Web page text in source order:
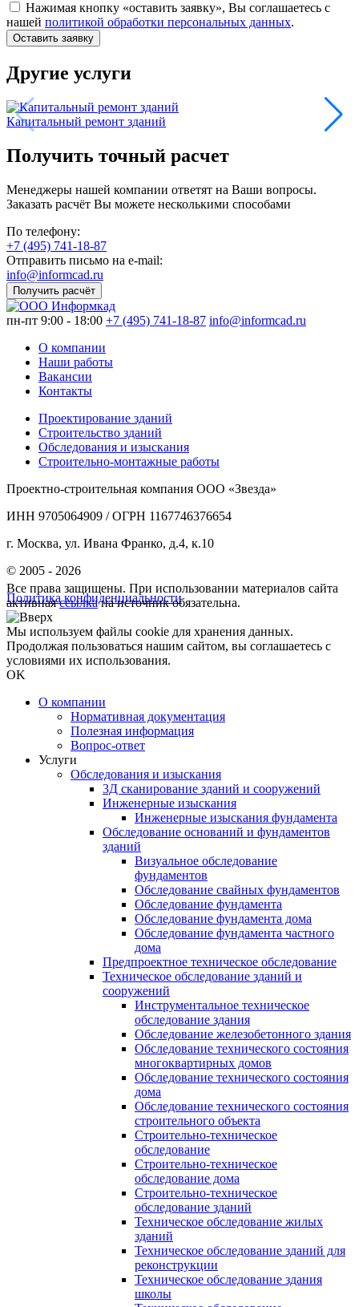
Нажимая кнопку «оставить заявку», Вы соглашаетесь с
нашей политикой обработки персональных данных.
Оставить заявку
Другие услуги
Капитальный ремонт зданий
Получить точный расчет
Менеджеры нашей компании ответят на Ваши вопросы.
Заказать расчёт Вы можете несколькими способами
По телефону:
+7 (495) 741-18-87
Отправить письмо на e-mail:
info@informcad.ru
Получить расчёт
пн-пт 9:00 - 18:00 +7 (495) 741-18-87 info@informcad.ru
О компании
Наши работы
Вакансии
Контакты
Проектирование зданий
Строительство зданий
Обследования и изыскания
Строительно-монтажные работы
Проектно-строительная компания ООО «Звезда»
ИНН 9705064909 / ОГРН 1167746376654
г. Москва, ул. Ивана Франко, д.4, к.10
© 2005 - 2026
Политика конфиденциальности
Все права защищены. При использовании материалов сайта
активнаяссылкана источник обязательна.
Мы используем файлы cookie для хранения данных.
Продолжая пользоваться нашим сайтом, вы соглашаетесь с
условиями их использования.
OK
О компании
Нормативная документация
Полезная информация
Вопрос-ответ
Услуги
Обследования и изыскания
3Д сканирование зданий и сооружений
Инженерные изыскания
Инженерные изыскания фундамента
Обследование оснований и фундаментов
зданий
Визуальное обследование
фундаментов
Обследование свайных фундаментов
Обследование фундамента
Обследование фундамента дома
Обследование фундамента частного
дома
Предпроектное техническое обследование
Техническое обследование зданий и
сооружений
Инструментальное техническое
обследование здания
Обследование железобетонного здания
Обследование технического состояния
многоквартирных домов
Обследование технического состояния
дома
Обследование технического состояния
строительного объекта
Строительно-техническое
обследование
Строительно-техническое
обследование дома
Строительно-техническое
обследование зданий
Техническое обследование жилых
зданий
Техническое обследование зданий для
реконструкции
Техническое обследование здания
школы